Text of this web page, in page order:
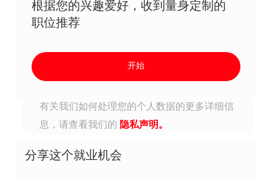
根据您的兴趣爱好，收到量身定制的
职位推荐
开始
有关我们如何处理您的个人数据的更多详细信
息，请查看我们的 隐私声明。
分享这个就业机会